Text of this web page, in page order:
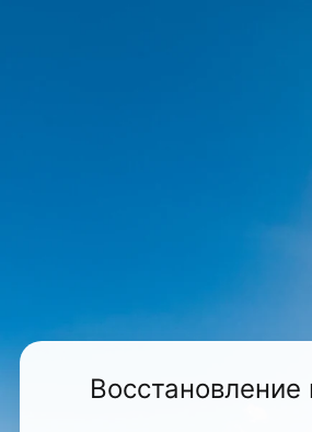
Восстановление